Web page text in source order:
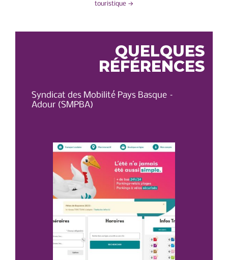
touristique →
QUELQUES
RÉFÉRENCES
Syndicat des Mobilité Pays Basque –
Adour (SMPBA)